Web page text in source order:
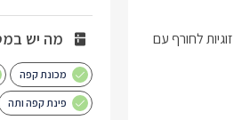
מה יש
מכונת קפה
פינת קפה ותה